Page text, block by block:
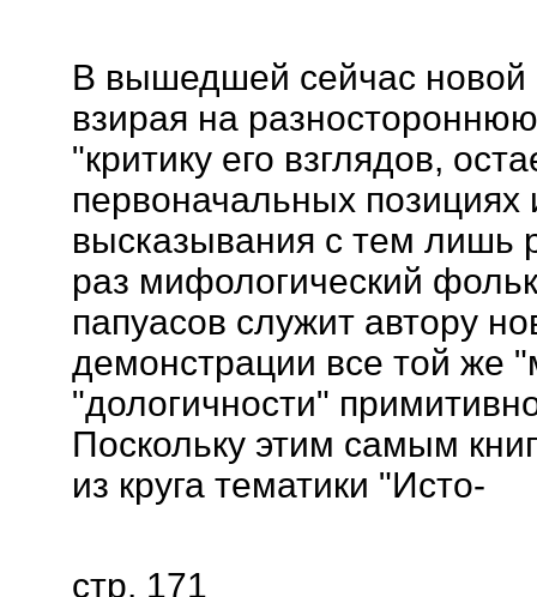
В вышедшей сейчас
взирая на
"критику его взглядов,
первоначальных позициях
высказывания с тем лишь
раз мифологический
папуасов служит автору
демонстрации все той же
"дологичности"
Поскольку этим самым
из круга тематики "Исто-
стр. 171